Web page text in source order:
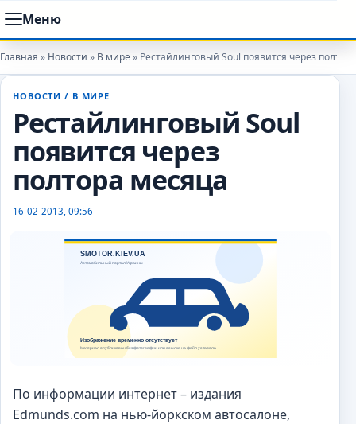
Меню
Главная » Новости » В мире» Рестайлинговый Soul появится через
autoexpert
НОВОСТИ / В МИРЕ
Рестайлинговый Soul
появится через
полтора месяца
16-02-2013, 09:56
По информации интернет – издания
Edmunds.com на нью-йоркском автосалоне,